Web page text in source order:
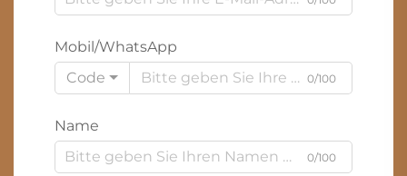
Mobil/WhatsApp
Code
0/100
Name
0/100